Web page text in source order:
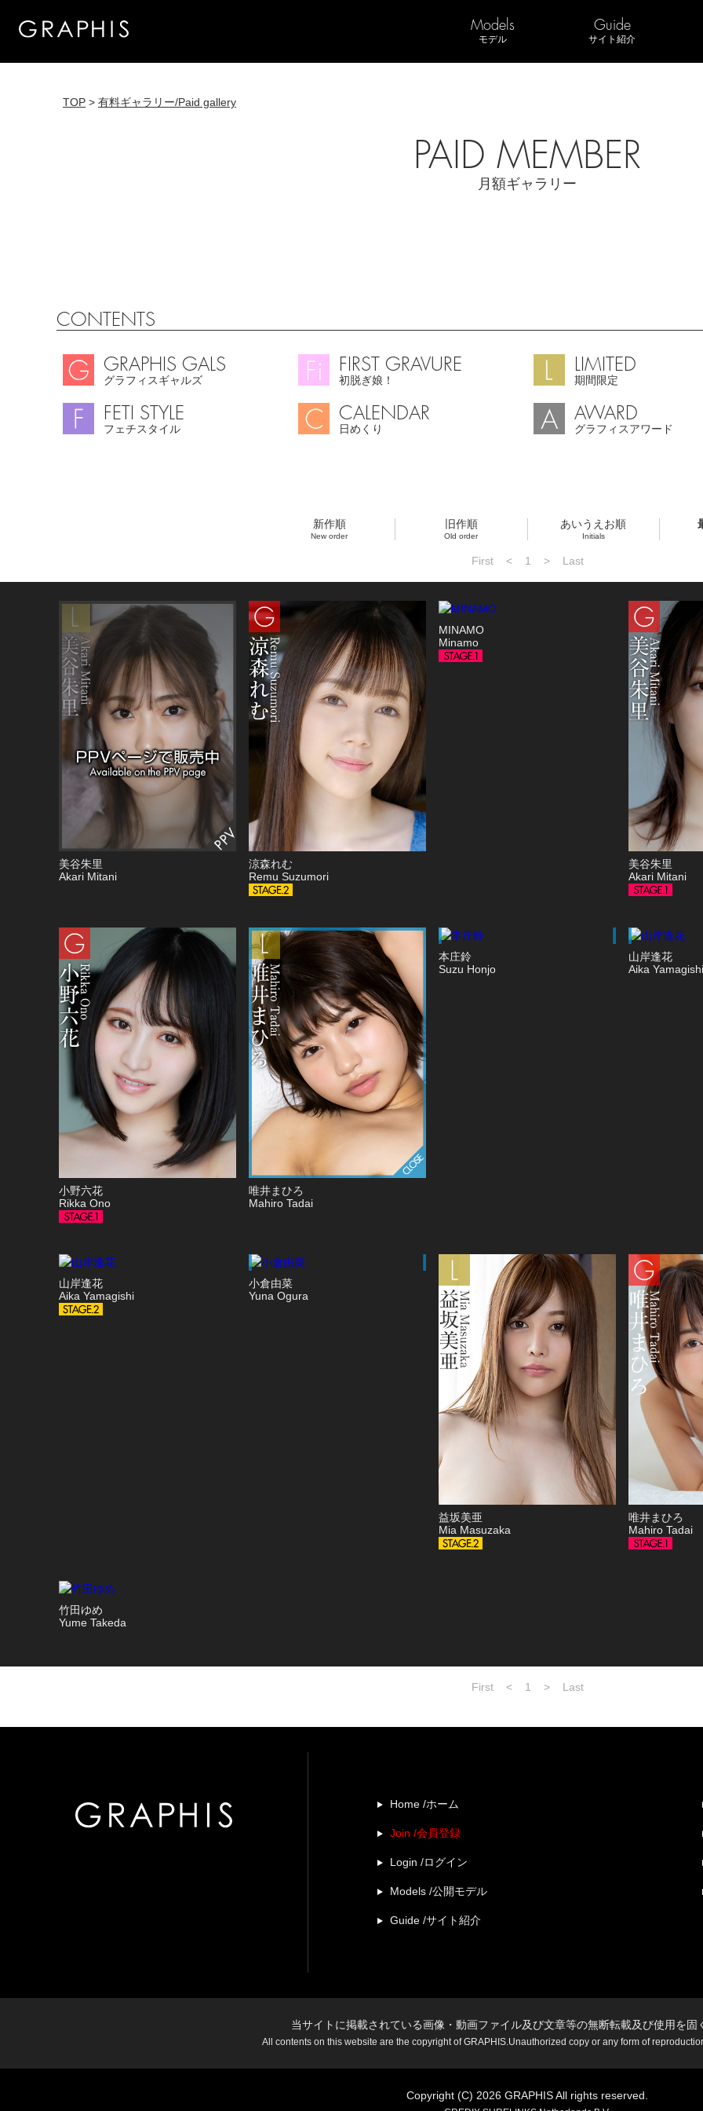
Models
モデル
Guide
サイト紹介
TOP > 有料ギャラリー/Paid gallery
PAID MEMBER
月額ギャラリー
CONTENTS
GRAPHIS GALS
グラフィスギャルズ
FIRST GRAVURE
初脱ぎ娘！
LIMITED
期間限定
FETI STYLE
フェチスタイル
CALENDAR
日めくり
AWARD
グラフィスアワード
新作順
New order
旧作順
Old order
あいうえお順
Initials
First < 1 > Last
美谷朱里
Akari Mitani
涼森れむ
Remu Suzumori
MINAMO
Minamo
美谷朱里
Akari Mitani
小野六花
Rikka Ono
唯井まひろ
Mahiro Tadai
本庄鈴
Suzu Honjo
山岸逢花
Aika Yamagishi
山岸逢花
Aika Yamagishi
小倉由菜
Yuna Ogura
益坂美亜
Mia Masuzaka
唯井まひろ
Mahiro Tadai
竹田ゆめ
Yume Takeda
First < 1 > Last
Home /ホーム
Join /会員登録
Login /ログイン
Models /公開モデル
Guide /サイト紹介
当サイトに掲載されている画像・動画ファイル及び文章等の無断転載及び使用を固
All contents on this website are the copyright of GRAPHIS.Unauthorized copy or any form of
Copyright (C) 2026 GRAPHIS All rights reserved.